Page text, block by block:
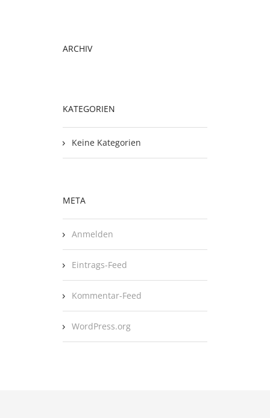
ARCHIV
KATEGORIEN
Keine Kategorien
META
Anmelden
Eintrags-Feed
Kommentar-Feed
WordPress.org